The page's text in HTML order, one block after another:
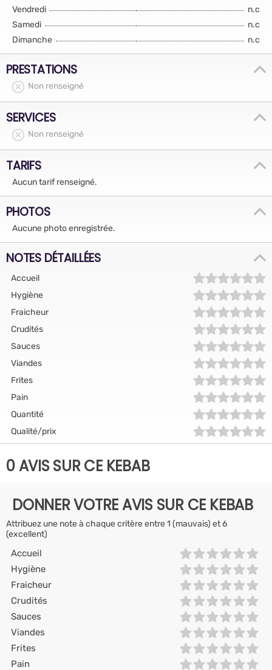
Vendredi
n.c
Samedi
n.c
Dimanche
n.c
PRESTATIONS
Non renseigné
SERVICES
Non renseigné
TARIFS
Aucun tarif renseigné.
PHOTOS
Aucune photo enregistrée.
NOTES DÉTAILLÉES
Accueil
Hygiène
Fraicheur
Crudités
Sauces
Viandes
Frites
Pain
Quantité
Qualité/prix
0 AVIS SUR CE KEBAB
DONNER VOTRE AVIS SUR CE KEBAB
Attribuez une note à chaque critère entre 1 (mauvais) et 6
(excellent)
Accueil
Hygiène
Fraicheur
Crudités
Sauces
Viandes
Frites
Pain